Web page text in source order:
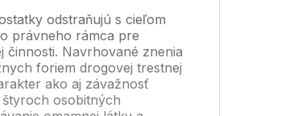
odstraňujú s cieľom
právneho rámca pre
činnosti. Navrhované znenia
foriem drogovej trestnej
ako aj závažnosť
osobitných